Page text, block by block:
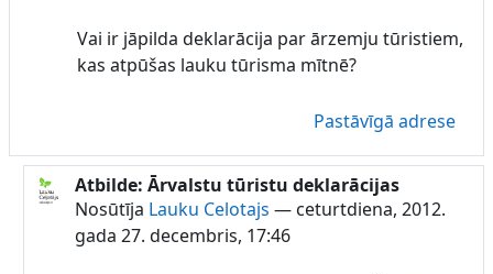
Vai ir jāpilda deklarācija par ārzemju tūristiem,
kas atpūšas lauku tūrisma mītnē?
Pastāvīgā adrese
Atbildot uz Lauku Celotajs
Atbilde: Ārvalstu tūristu deklarācijas
Nosūtīja Lauku Celotajs — ceturtdiena, 2012.
gada 27. decembris, 17:46